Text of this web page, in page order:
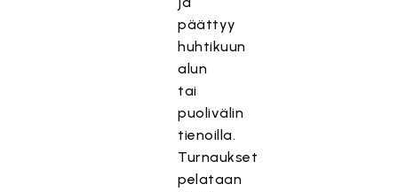
päättyy
huhtikuun
alun
tai
puolivälin
tienoilla.
Turnaukset
pelataan